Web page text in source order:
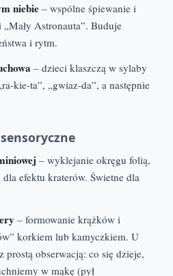
niebie – wspólne śpiewanie i
„Mały Astronauta”. Buduje
i rytm.
– dzieci klaszczą w sylaby
kie-ta”, „gwiaz-da”, a następnie
– wyklejanie okręgu folią,
efektu kraterów. Świetne dla
– formowanie krążków i
korkiem lub kamyczkiem. U
prostą obserwacją: co się dzieje,
w mąkę (pył